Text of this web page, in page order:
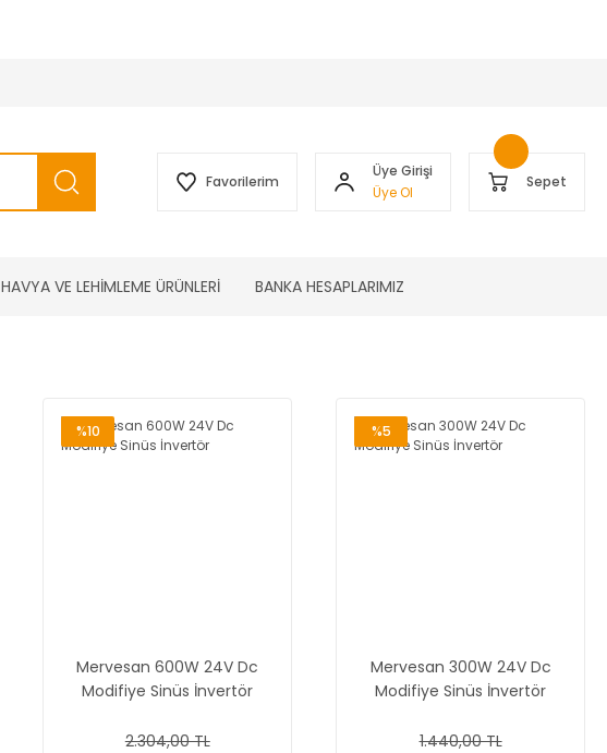
Favorilerim
Üye Girişi
Üye Ol
Sepet
HAVYA VE LEHİMLEME ÜRÜNLERİ BANKA HESAPLARIMIZ
%10
Mervesan 600W 24V Dc
Modifiye Sinüs İnvertör
2.304,00 TL
%5
Mervesan 300W 24V Dc
Modifiye Sinüs İnvertör
1.440,00 TL